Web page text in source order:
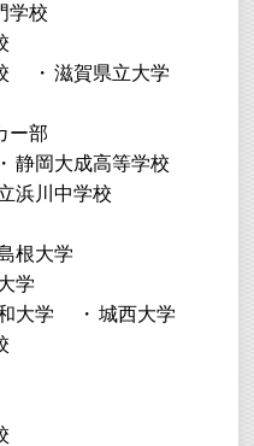
学校
滋賀県立大学
ー部
静岡大成高等学校
浜川中学校
根大学
学
大学
城西大学